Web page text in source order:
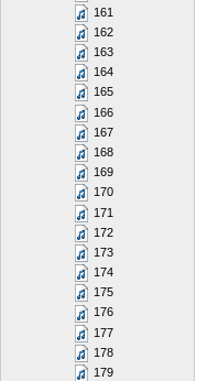
161
162
163
164
165
166
167
168
169
170
171
172
173
174
175
176
177
178
179